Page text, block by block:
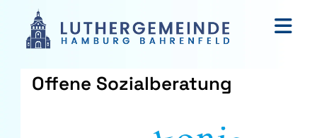
Offene Sozialberatung